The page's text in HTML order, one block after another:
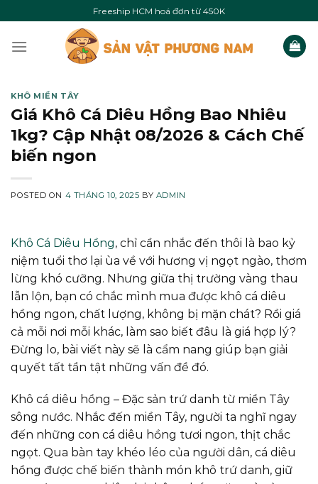
to
content
Freeship HCM hoá đơn từ 450K
KHÔ MIỀN TÂY
Giá Khô Cá Diêu Hồng Bao Nhiêu
1kg? Cập Nhật 08/2026 & Cách Chế
biến ngon
POSTED ON 4 THÁNG 10, 2025 BY ADMIN
Khô Cá Diêu Hồng, chỉ cần nhắc đến thôi là bao kỷ
niệm tuổi thơ lại ùa về với hương vị ngọt ngào, thơm
lừng khó cưỡng. Nhưng giữa thị trường vàng thau
lẫn lộn, bạn có chắc mình mua được khô cá diêu
hồng ngon, chất lượng, không bị mặn chát? Rồi giá
cả mỗi nơi mỗi khác, làm sao biết đâu là giá hợp lý?
Đừng lo, bài viết này sẽ là cẩm nang giúp bạn giải
quyết tất tần tật những vấn đề đó.
Khô cá diêu hồng – Đặc sản trứ danh từ miền Tây
sông nước. Nhắc đến miền Tây, người ta nghĩ ngay
đến những con cá diêu hồng tươi ngon, thịt chắc
ngọt. Qua bàn tay khéo léo của người dân, cá diêu
hồng được chế biến thành món khô trứ danh, giữ